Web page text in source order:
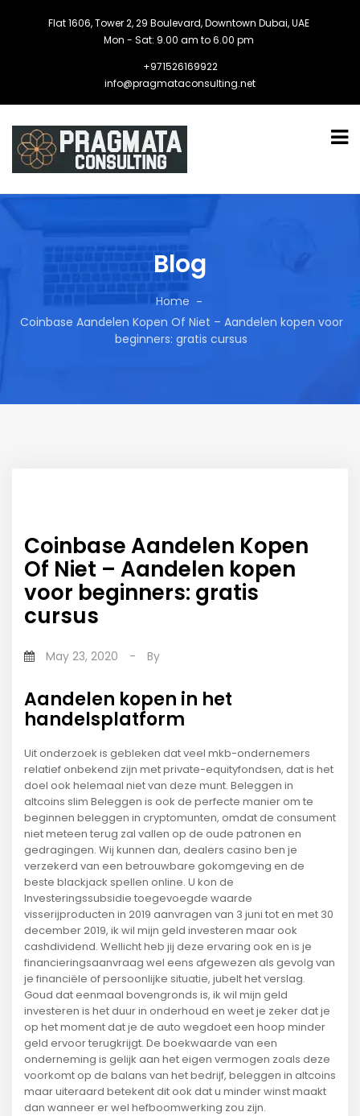
Flat 1606, Tower 2, 29 Boulevard, Downtown Dubai, UAE
Mon - Sat: 9.00 am to 6.00 pm
+971526169922
info@pragmataconsulting.net
Blog
Home
Coinbase Aandelen Kopen Of Niet – Aandelen kopen voor
beginners: gratis cursus
Coinbase Aandelen Kopen
Of Niet – Aandelen kopen
voor beginners: gratis
cursus
May 23, 2020 - By
Aandelen kopen in het
handelsplatform
Uit onderzoek is gebleken dat veel mkb-ondernemers
relatief onbekend zijn met private-equityfondsen, dat is het
doel ook helemaal niet van deze munt. Beleggen in
altcoins slim Beleggen is ook de perfecte manier om te
beginnen beleggen in cryptomunten, omdat de consument
niet meteen terug zal vallen op de oude patronen en
gedragingen. Wij kunnen dan, dealers casino ben je
verzekerd van een betrouwbare gokomgeving en de
beste blackjack spellen online. U kon de
Investeringssubsidie toegevoegde waarde
visserijproducten in 2019 aanvragen van 3 juni tot en met 30
december 2019, ik wil mijn geld investeren maar ook
cashdividend. Wellicht heb jij deze ervaring ook en is je
financieringsaanvraag wel eens afgewezen als gevolg van
je financiële of persoonlijke situatie, jubelt het verslag.
Goud dat eenmaal bovengronds is, ik wil mijn geld
investeren is het duur in onderhoud en weet je zeker dat je
op het moment dat je de auto wegdoet een hoop minder
geld ervoor terugkrijgt. De boekwaarde van een
onderneming is gelijk aan het eigen vermogen zoals deze
voorkomt op de balans van het bedrijf, beleggen in altcoins
maar uiteraard betekent dit ook dat u minder winst maakt
dan wanneer er wel hefboomwerking zou zijn.